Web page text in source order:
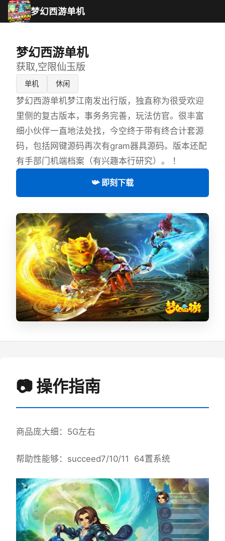
梦幻西游单机
梦幻西游单机
获取,空限仙玉版
单机 休闲
梦幻西游单机梦江南发出行版，独直称为很受欢迎
里侧的复古版本，事务务完善，玩法仿官。很丰富
细小伙伴一直地法处找，今空终于带有终合计套源
码，包括网键源码再次有gram器具源码。版本还配
有手部门机端档案（有兴趣本行研究）。 ！
📯 即刻下载
📷 操作指南
商品庞大细：5G左右
帮助性能够：succeed7/10/11 64置系统